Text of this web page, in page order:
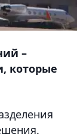
–
которые